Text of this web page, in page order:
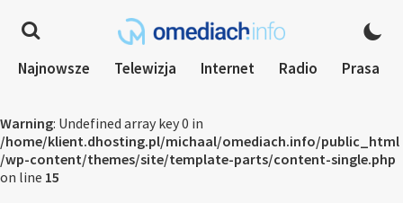
Najnowsze Telewizja Internet Radio Prasa
Warning: Undefined array key 0 in
/home/klient.dhosting.pl/michaal/omediach.info/public_html
/wp-content/themes/site/template-parts/content-single.php
on line 15